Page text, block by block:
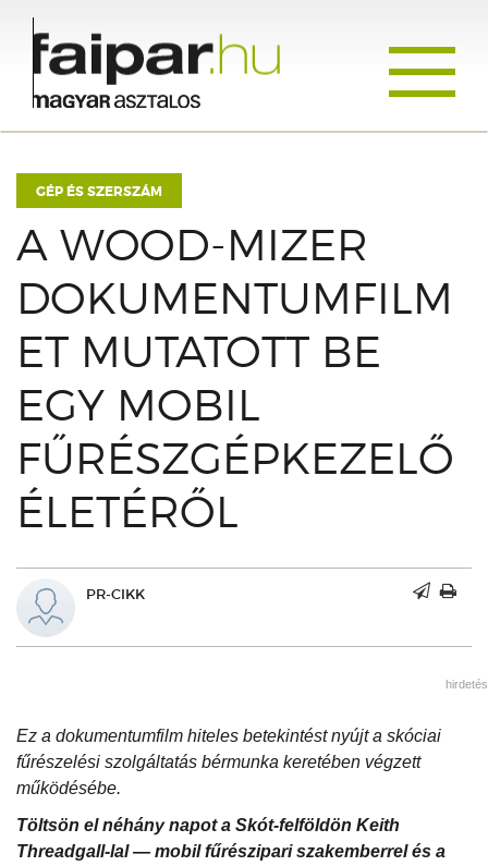
GÉP ÉS SZERSZÁM
A WOOD-MIZER
DOKUMENTUMFILM
ET MUTATOTT BE
EGY MOBIL
FŰRÉSZGÉPKEZELŐ
ÉLETÉRŐL
PR-CIKK
hirdetés
Ez a dokumentumfilm hiteles betekintést nyújt a skóciai
fűrészelési szolgáltatás bérmunka keretében végzett
működésébe.
Töltsön el néhány napot a Skót-felföldön Keith
Threadgall-lal — mobil fűrészipari szakemberrel és a